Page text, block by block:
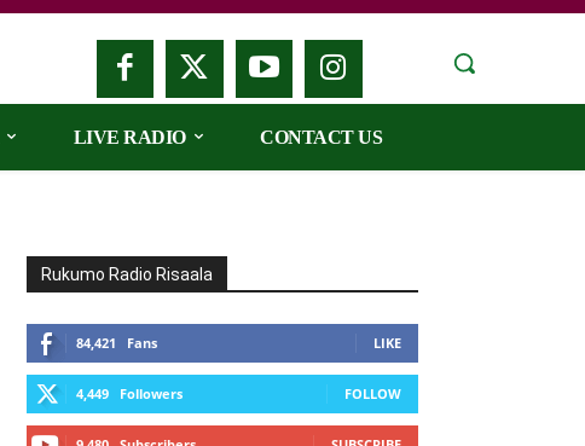
LIVE RADIO CONTACT US
Rukumo Radio Risaala
84,421 Fans LIKE
4,449 Followers FOLLOW